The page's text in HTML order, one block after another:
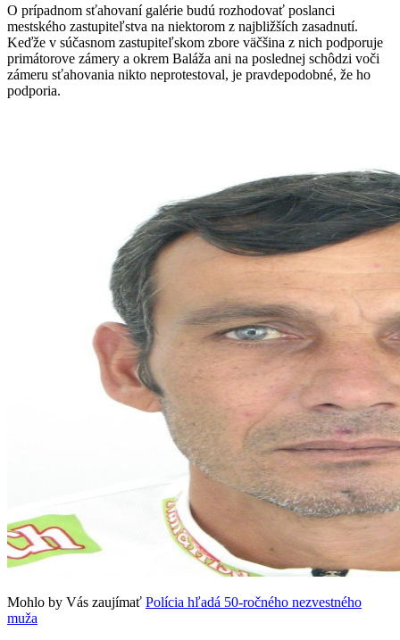
O prípadnom sťahovaní galérie budú rozhodovať poslanci
mestského zastupiteľstva na niektorom z najbližších zasadnutí.
Keďže v súčasnom zastupiteľskom zbore väčšina z nich podporuje
primátorove zámery a okrem Baláža ani na poslednej schôdzi voči
zámeru sťahovania nikto neprotestoval, je pravdepodobné, že ho
podporia.
Mohlo by Vás zaujímať Polícia hľadá 50-ročného nezvestného
muža